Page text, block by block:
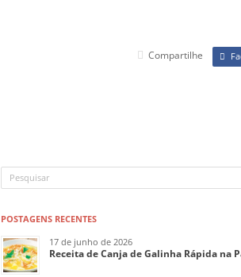
Compartilhe
POSTAGENS RECENTES
17 de junho de 2026
Receita de Canja de Galinha Rápida na